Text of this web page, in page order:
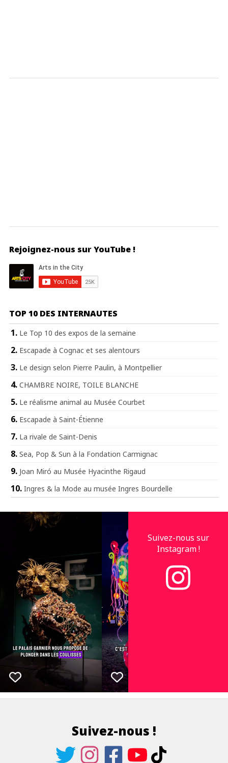
Rejoignez-nous sur YouTube !
TOP 10 DES INTERNAUTES
Le Top 10 des expos de la semaine
Escapade à Cognac et ses alentours
Le design selon Pierre Paulin, à Montpellier
CHAMBRE NOIRE, TOILE BLANCHE
Le réalisme animal au Musée Courbet
Escapade à Saint-Étienne
La rivale de Saint-Denis
Sea, Pop & Sun à la Fondation Carmignac
Joan Miró au Musée Hyacinthe Rigaud
Ingres & la Mode au musée Ingres Bourdelle
Suivez-nous sur
Instagram !
Suivez-nous !